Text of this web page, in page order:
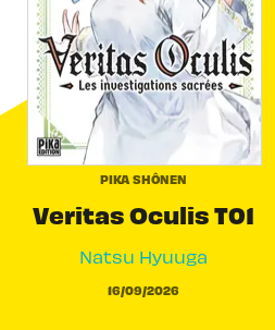
PIKA SHÔNEN
Veritas Oculis T01
Natsu Hyuuga
16/09/2026